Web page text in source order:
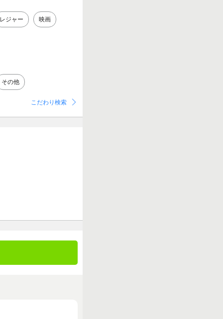
レジャー 映画
その他
こだわり検索